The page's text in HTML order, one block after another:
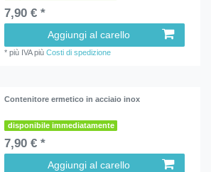
7,90 € *
Aggiungi al carello
*più IVApiùCosti di spedizione
Contenitore ermetico in acciaio inox
disponibile immediatamente
7,90 € *
Aggiungi al carello